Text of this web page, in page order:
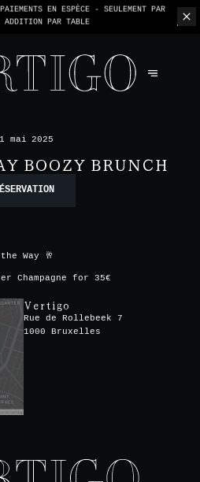
EN ESPÈCE - SEULEMENT PAR
ADDITION PAR TABLE
mai 2025
BOOZY BRUNCH
Way 🥂
Champagne for 35€
Vertigo
Rue de Rollebeek 7
1000 Bruxelles